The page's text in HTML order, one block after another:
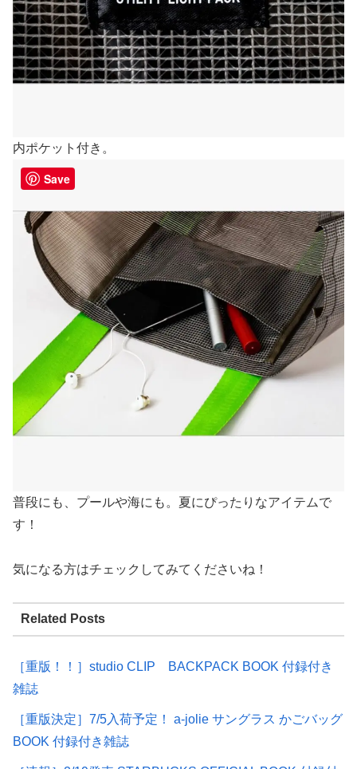
内ポケット付き。
普段にも、プールや海にも。夏にぴったりなアイテムで
す！
気になる方はチェックしてみてくださいね！
Related Posts
［重版！！］studio CLIP BACKPACK BOOK 付録付き
雑誌
［重版決定］7/5入荷予定！ a-jolie サングラス かごバッグ
BOOK 付録付き雑誌
Save